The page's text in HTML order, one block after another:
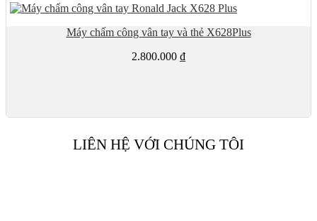
Máy chấm công vân tay và thẻ X628Plus
2.800.000 ₫
LIÊN HỆ VỚI CHÚNG TÔI